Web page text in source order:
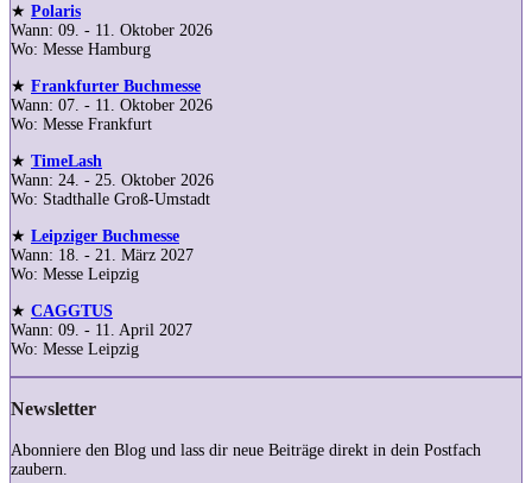
★ Polaris
Wann: 09. - 11. Oktober 2026
Wo: Messe Hamburg
★ Frankfurter Buchmesse
Wann: 07. - 11. Oktober 2026
Wo: Messe Frankfurt
★ TimeLash
Wann: 24. - 25. Oktober 2026
Wo: Stadthalle Groß-Umstadt
★ Leipziger Buchmesse
Wann: 18. - 21. März 2027
Wo: Messe Leipzig
★ CAGGTUS
Wann: 09. - 11. April 2027
Wo: Messe Leipzig
Newsletter
Abonniere den Blog und lass dir neue Beiträge direkt in dein Postfach
zaubern.